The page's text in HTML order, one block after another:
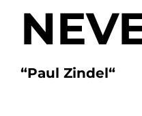
“Paul Zindel“